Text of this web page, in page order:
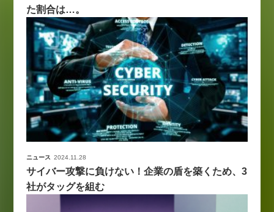
た割合は…。
ニュース 2024.11.28
サイバー攻撃に負けない！企業の盾を築くため、3
社がタッグを組む